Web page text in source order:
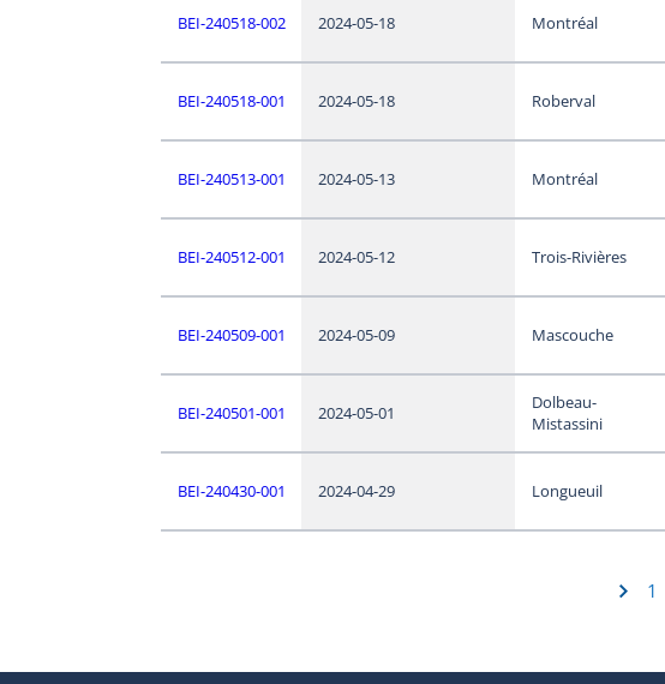
BEI-240518-002 2024-05-18 Montréal
BEI-240518-001 2024-05-18 Roberval
BEI-240513-001 2024-05-13 Montréal
BEI-240512-001 2024-05-12 Trois-Rivières
BEI-240509-001 2024-05-09 Mascouche
BEI-240501-001 2024-05-01
Dolbeau-
Mistassini
BEI-240430-001 2024-04-29 Longueuil
1